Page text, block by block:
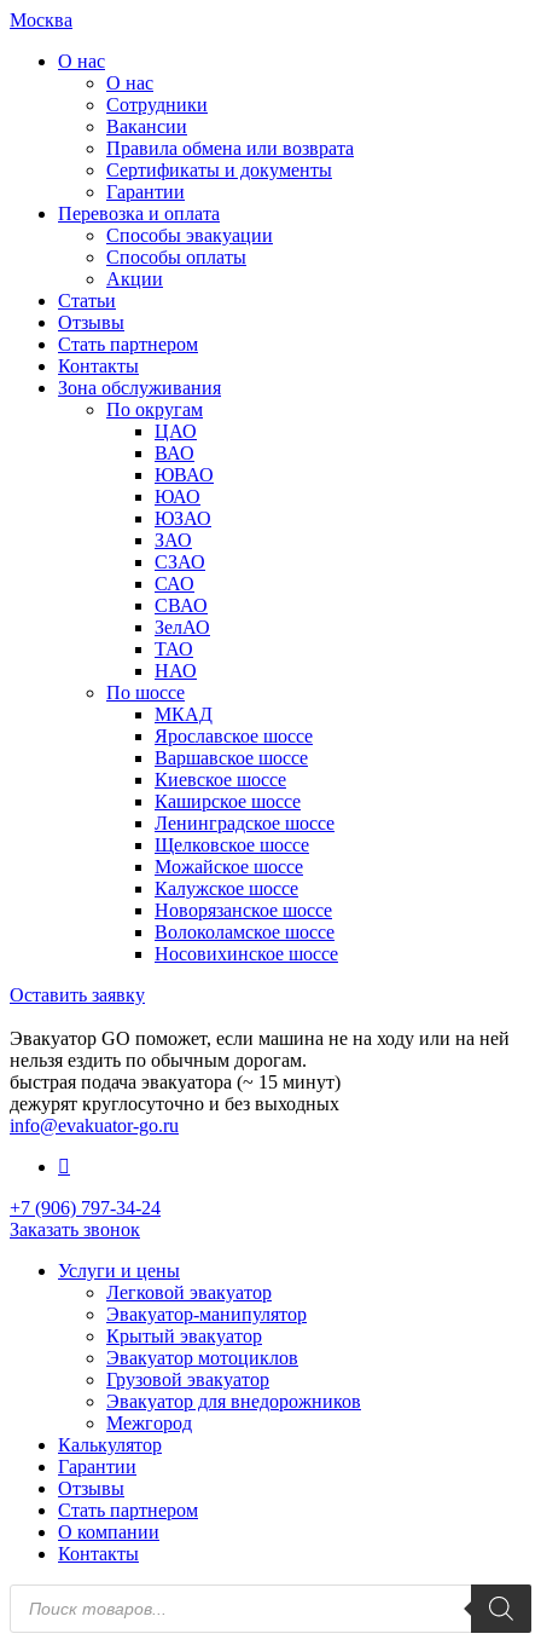
Москва
О нас
О нас
Сотрудники
Вакансии
Правила обмена или возврата
Сертификаты и документы
Гарантии
Перевозка и оплата
Способы эвакуации
Способы оплаты
Акции
Статьи
Отзывы
Стать партнером
Контакты
Зона обслуживания
По округам
ЦАО
ВАО
ЮВАО
ЮАО
ЮЗАО
ЗАО
СЗАО
САО
СВАО
ЗелАО
ТАО
НАО
По шоссе
МКАД
Ярославское шоссе
Варшавское шоссе
Киевское шоссе
Каширское шоссе
Ленинградское шоссе
Щелковское шоссе
Можайское шоссе
Калужское шоссе
Новорязанское шоссе
Волоколамское шоссе
Носовихинское шоссе
Оставить заявку
Эвакуатор GO поможет, если машина не на ходу или на ней
нельзя ездить по обычным дорогам.
быстрая подача эвакуатора (~ 15 минут)
дежурят круглосуточно и без выходных
info@evakuator-go.ru
+7 (906) 797-34-24
Заказать звонок
Услуги и цены
Легковой эвакуатор
Эвакуатор-манипулятор
Крытый эвакуатор
Эвакуатор мотоциклов
Грузовой эвакуатор
Эвакуатор для внедорожников
Межгород
Калькулятор
Гарантии
Отзывы
Стать партнером
О компании
Контакты
Поиск
товаров